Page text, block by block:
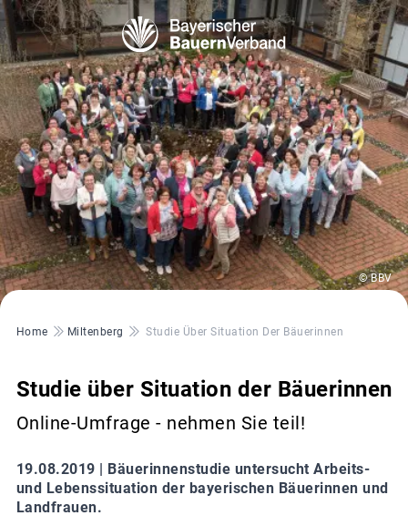
© BBV
Pfadnavigation
Home Miltenberg Studie Über Situation Der Bäuerinnen
Studie über Situation der Bäuerinnen
Online-Umfrage - nehmen Sie teil!
19.08.2019 | Bäuerinnenstudie untersucht Arbeits-
und Lebenssituation der bayerischen Bäuerinnen und
Landfrauen.